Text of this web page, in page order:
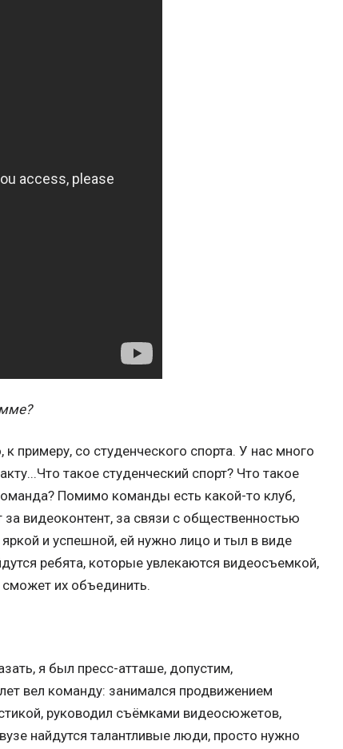
со студенческого спорта. У нас много
такое студенческий спорт? Что такое
Помимо команды есть какой-то клуб,
видеоконтент, за связи с общественностью
и успешной, ей нужно лицо и тыл в виде
ребята, которые увлекаются видеосъемкой,
сможет их объединить.
я был пресс-атташе, допустим,
вел команду: занимался продвижением
руководил съёмками видеосюжетов,
найдутся талантливые люди, просто нужно